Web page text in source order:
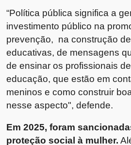
“Política pública significa a
investimento público na
prevenção, na construção
educativas, de mensagens
de ensinar os profissionais
educação, que estão em
meninos e como construir
nesse aspecto", defende.
Em 2025, foram
proteção social à mulher.